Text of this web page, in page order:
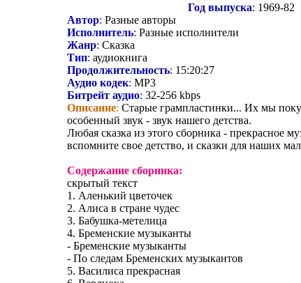
Год выпуска: 1969-82
Автор: Разные авторы
Исполнитель: Разные исполнители
Жанр: Сказка
Тип: аудиокнига
Продолжительность: 15:20:27
Аудио кодек: MP3
Битрейт аудио: 32-256 kbps
Описание: Старые грампластинки... Их мы
особенный звук - звук нашего детства.
Любая сказка из этого сборника - прекрасное
вспомните свое детство, и сказки для наших
Содержание сборника:
скрытый текст
1. Аленький цветочек
2. Алиса в стране чудес
3. Бабушка-метелица
4. Бременские музыканты
- Бременские музыканты
- По следам Бременских музыкантов
5. Василиса прекрасная